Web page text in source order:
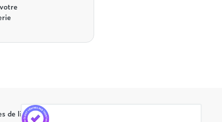
de literie